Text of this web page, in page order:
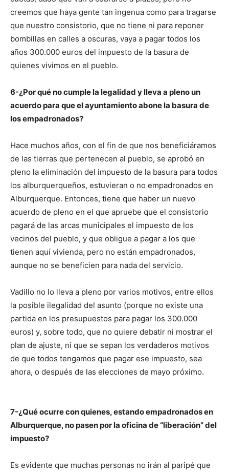
creemos que haya gente tan ingenua como para tragarse
que nuestro consistorio, que no tiene ni para reponer
bombillas en calles a oscuras, vaya a pagar todos los
años 300.000 euros del impuesto de la basura de
quienes vivimos en el pueblo.
6-¿Por qué no cumple la legalidad y lleva a pleno un
acuerdo para que el ayuntamiento abone la basura de
los empadronados?
Hace muchos años, con el fin de que nos beneficiáramos
de las tierras que pertenecen al pueblo, se aprobó en
pleno la eliminación del impuesto de la basura para todos
los alburquerqueños, estuvieran o no empadronados en
Alburquerque. Entonces, tiene que haber un nuevo
acuerdo de pleno en el que apruebe que el consistorio
pagará de las arcas municipales el impuesto de los
vecinos del pueblo, y que obligue a pagar a los que
tienen aquí vivienda, pero no están empadronados,
aunque no se beneficien para nada del servicio.
Vadillo no lo lleva a pleno por varios motivos, entre ellos
la posible ilegalidad del asunto (porque no existe una
partida en los presupuestos para pagar los 300.000
euros) y, sobre todo, que no quiere debatir ni mostrar el
plan de ajuste, ni que se sepan los verdaderos motivos
de que todos tengamos que pagar ese impuesto, sea
ahora, o después de las elecciones de mayo próximo.
7-¿Qué ocurre con quienes, estando empadronados en
Alburquerque, no pasen por la oficina de “liberación” del
impuesto?
Es evidente que muchas personas no irán al paripé que